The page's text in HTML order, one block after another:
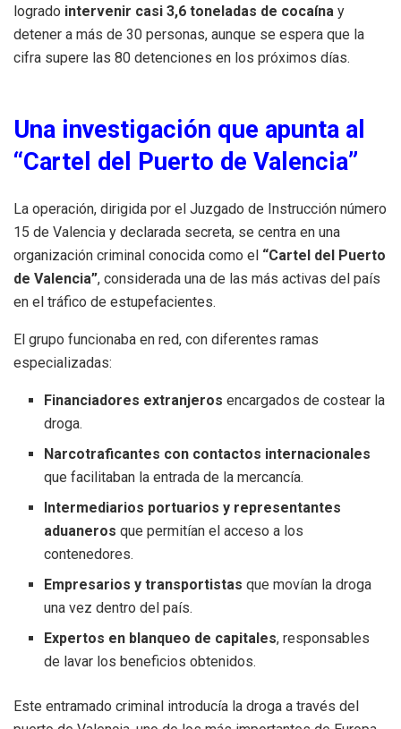
logrado intervenir casi 3,6 toneladas de cocaína y
detener a más de 30 personas, aunque se espera que la
cifra supere las 80 detenciones en los próximos días.
Una investigación que apunta al
“Cartel del Puerto de Valencia”
La operación, dirigida por el Juzgado de Instrucción número
15 de Valencia y declarada secreta, se centra en una
organización criminal conocida como el “Cartel del Puerto
de Valencia”, considerada una de las más activas del país
en el tráfico de estupefacientes.
El grupo funcionaba en red, con diferentes ramas
especializadas:
Financiadores extranjeros encargados de costear la
droga.
Narcotraficantes con contactos internacionales
que facilitaban la entrada de la mercancía.
Intermediarios portuarios y representantes
aduaneros que permitían el acceso a los
contenedores.
Empresarios y transportistas que movían la droga
una vez dentro del país.
Expertos en blanqueo de capitales, responsables
de lavar los beneficios obtenidos.
Este entramado criminal introducía la droga a través del